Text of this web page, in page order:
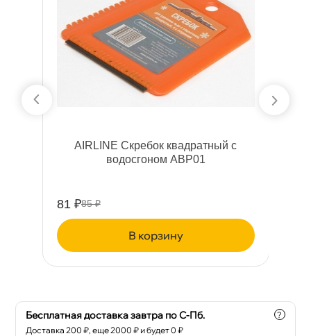
AIRLINE Скребок квадратный с
одосгоном ABP01
81 ₽85 ₽
корзину
Бесплатная доставка завтра по С-Пб.
Доставка200 ₽, еще2000 ₽ и будет 0 ₽
?